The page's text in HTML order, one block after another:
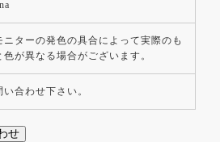
ターの発色の具合によって実際のも
色が異なる場合がございます。
い合わせ下さい。
せ